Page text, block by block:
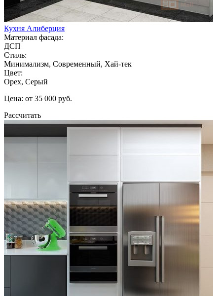
Кухня Алиберция
Материал фасада:
ДСП
Стиль:
Минимализм, Современный, Хай-тек
Цвет:
Орех, Серый
Цена: от 35 000 руб.
Рассчитать